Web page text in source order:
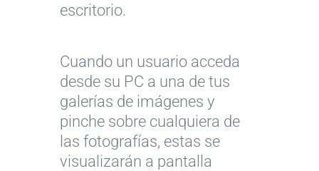
escritorio.
Cuando un usuario acceda
desde su PC a una de tus
galerías de imágenes y
pinche sobre cualquiera de
las fotografías, estas se
visualizarán a pantalla